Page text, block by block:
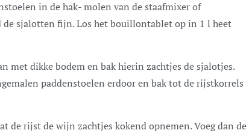
in de hak- molen van de staafmixer of
de sjalotten fijn. Los het bouillontablet op in 1 l heet
met dikke bodem en bak hierin zachtjes de sjalotjes.
paddenstoelen erdoor en bak tot de rijstkorrels
de rijst de wijn zachtjes kokend opnemen. Voeg dan de